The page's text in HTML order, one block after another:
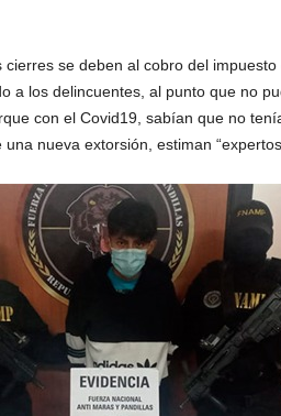
se deben al cobro del impuesto
a los delincuentes, al punto que no
con el Covid19, sabían que no
nueva extorsión, estiman